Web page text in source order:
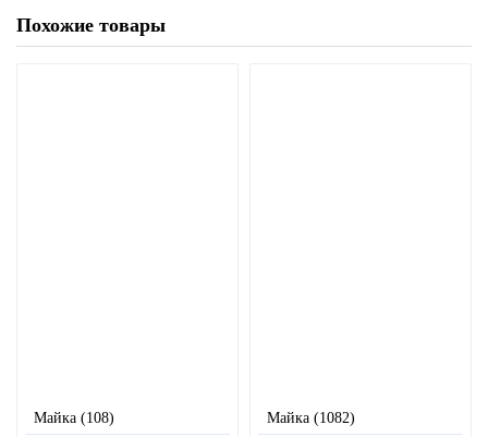
Похожие товары
Майка (108) Майка (1082)